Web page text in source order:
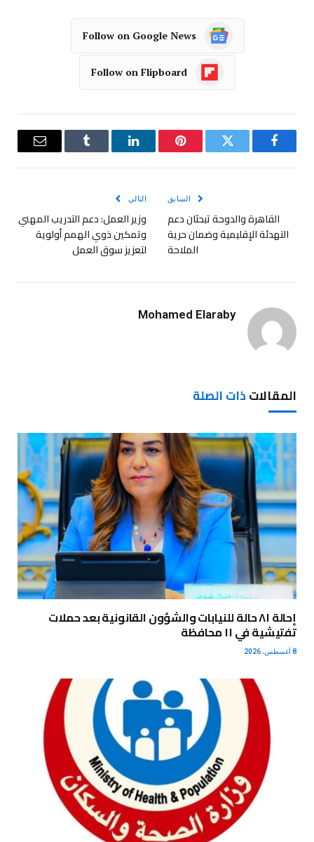
Follow on Google News
Follow on Flipboard
فيسبوك تويتر بينتيريستلينكدإن Tumblr
البريد
السابق
القاهرة والدوحة تبحثان دعم
التهدئة الإقليمية وضمان حرية
الملاحة
التالي
وزير العمل: دعم التدريب المهني
وتمكين ذوي الهمم أولوية
لتعزيز سوق العمل
Mohamed Elaraby
المقالاتذات الصلة
إحالة ٨١ حالة للنيابات والشؤون القانونية بعد حملات
تفتيشية في ١١ محافظة
8 أغسطس، 2026